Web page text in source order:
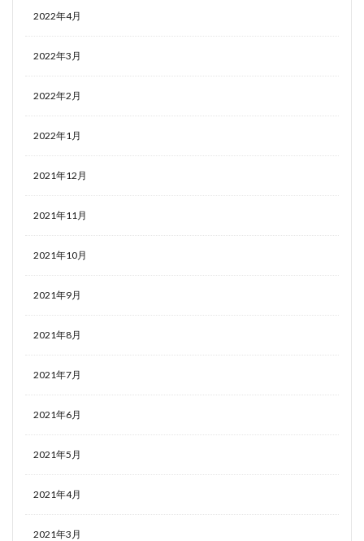
2022年4月
2022年3月
2022年2月
2022年1月
2021年12月
2021年11月
2021年10月
2021年9月
2021年8月
2021年7月
2021年6月
2021年5月
2021年4月
2021年3月